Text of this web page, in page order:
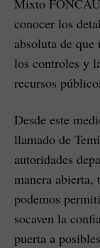
Mixto
conocer los
absoluta de
los controles y
recursos
Desde este
llamado de
autoridades
manera abierta,
podemos
socaven la
puerta a